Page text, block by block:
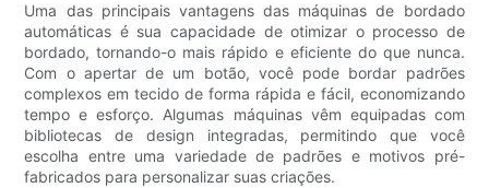
Uma das principais vantagens das máquinas de bordado
automáticas é sua capacidade de otimizar o processo de
bordado, tornando-o mais rápido e eficiente do que nunca.
Com o apertar de um botão, você pode bordar padrões
complexos em tecido de forma rápida e fácil, economizando
tempo e esforço. Algumas máquinas vêm equipadas com
bibliotecas de design integradas, permitindo que você
escolha entre uma variedade de padrões e motivos pré-
fabricados para personalizar suas criações.